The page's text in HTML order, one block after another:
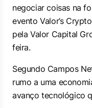
negociar coisas na
evento Valor’s
pela Valor Capital
feira.
Segundo Campos
rumo a uma
avanço tecnológico